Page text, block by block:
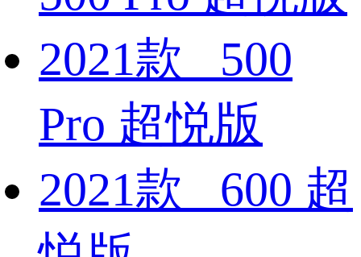
2021款 500
Pro 超悦版
2021款 600 超